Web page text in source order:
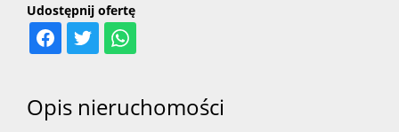
Udostępnij ofertę
Opis nieruchomości